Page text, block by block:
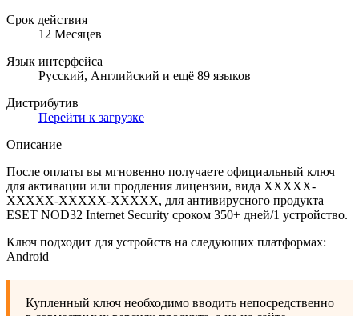
Срок действия
12 Месяцев
Язык интерфейса
Русский, Английский и ещё 89 языков
Дистрибутив
Перейти к загрузке
Описание
После оплаты вы мгновенно получаете официальный ключ
для активации или продления лицензии, вида XXXXX-
XXXXX-XXXXX-XXXXX, для антивирусного продукта
ESET NOD32 Internet Security сроком 350+ дней/1 устройство.
Ключ подходит для устройств на следующих платформах:
Android
Купленный ключ необходимо вводить непосредственно